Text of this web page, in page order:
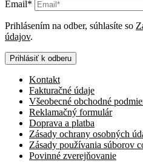
Email*
Prihlásením na odber, súhlasíte so
údajov.
Prihlásiť k odberu
Kontakt
Fakturačné údaje
Všeobecné obchodné
Reklamačný formulár
Doprava a platba
Zásady ochrany osobných
Zásady používania súborov
Povinné zverejňovanie